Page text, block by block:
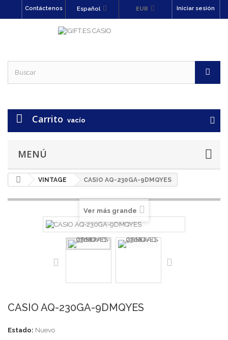
Iniciar sesión
EUR
Español
Contáctenos
Carrito vacío
MENÚ
VINTAGE CASIO AQ-230GA-9DMQYES
Ver más grande
CASIO AQ-230GA-9DMQYES
Estado: Nuevo